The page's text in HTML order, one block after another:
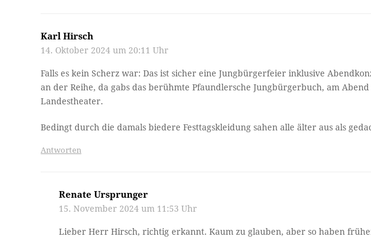
Karl Hirsch
14. Oktober 2024 um 20:11 Uhr
Falls es kein Scherz war: Das ist sicher eine Jungbürgerfeier inklusive
an der Reihe, da gabs das berühmte Pfaundlersche Jungbürgerbuch, am
Landestheater.
Bedingt durch die damals biedere Festtagskleidung sahen alle älter aus als
Antworten
Renate Ursprunger
15. November 2024 um 11:53 Uhr
Lieber Herr Hirsch, richtig erkannt. Kaum zu glauben, aber so haben